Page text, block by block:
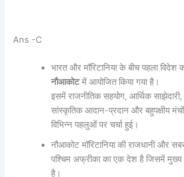
Ans -C
भारत और मॉरिटानिया के बीच पहला विदेश
नौआकोटमें आयोजित किया गया है।
इसमें राजनीतिक सहयोग, आर्थिक साझेदारी,
सांस्कृतिक आदान-प्रदान और बहुपक्षीय
विभिन्न पहलुओं पर चर्चा हुई।
नौआकोट मॉरिटानिया की राजधानी और
पश्चिम अफ्रीका का एक देश है जिसमें
है।